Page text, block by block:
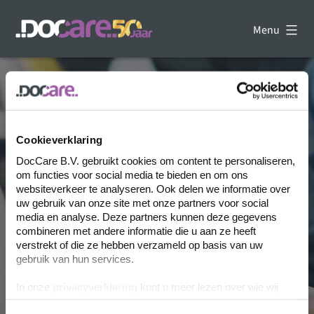
Cookieverklaring
DocCare B.V. gebruikt cookies om content te personaliseren,
om functies voor social media te bieden en om ons
websiteverkeer te analyseren. Ook delen we informatie over
uw gebruik van onze site met onze partners voor social
media en analyse. Deze partners kunnen deze gegevens
combineren met andere informatie die u aan ze heeft
verstrekt of die ze hebben verzameld op basis van uw
gebruik van hun services.
In onze
kunt u meer lezen over wie wij
zijn, hoe u contact met ons kunt opnemen en hoe we
naar
inhoud
kennispartner
op
gebied
dataverwerking
Menu